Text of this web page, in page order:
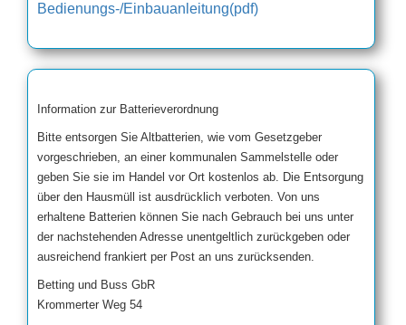
Bedienungs-/Einbauanleitung(pdf)
Information zur Batterieverordnung
Bitte entsorgen Sie Altbatterien, wie vom Gesetzgeber
vorgeschrieben, an einer kommunalen Sammelstelle oder
geben Sie sie im Handel vor Ort kostenlos ab. Die Entsorgung
über den Hausmüll ist ausdrücklich verboten. Von uns
erhaltene Batterien können Sie nach Gebrauch bei uns unter
der nachstehenden Adresse unentgeltlich zurückgeben oder
ausreichend frankiert per Post an uns zurücksenden.
Betting und Buss GbR
Krommerter Weg 54